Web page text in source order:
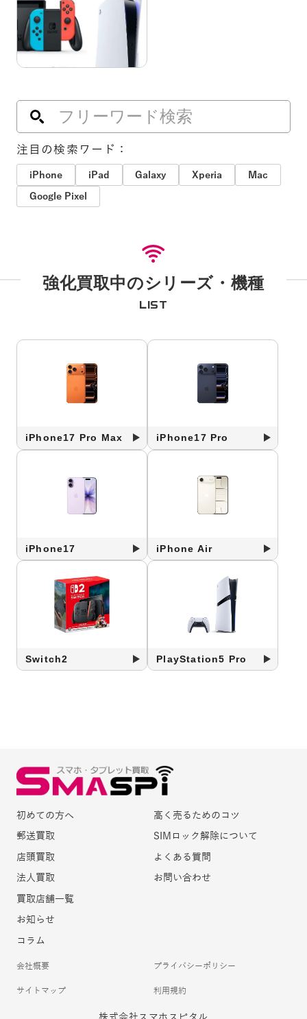
注目の検索ワード：
iPhone iPad Galaxy Xperia
Mac
Google Pixel
強化買取中のシリーズ・機種
LIST
iPhone17 Pro Max iPhone17 Pro
iPhone17 iPhone Air
Switch2 PlayStation5 Pro
初めての方へ
郵送買取
店頭買取
法人買取
買取店舗一覧
お知らせ
コラム
高く売るためのコツ
SIMロック解除について
よくある質問
お問い合わせ
会社概要 プライバシーポリシー
サイトマップ 利用規約